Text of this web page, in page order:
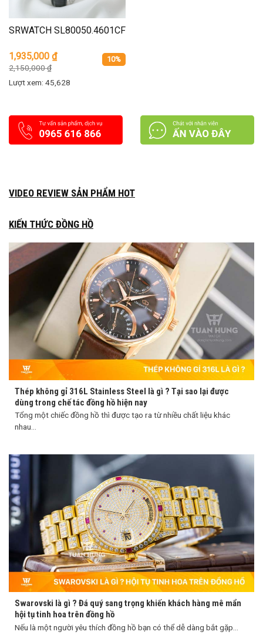
SRWATCH SL80050.4601CF
1,935,000 ₫
2,150,000₫
10%
Lượt xem: 45,628
VIDEO REVIEW SẢN PHẨM HOT
KIẾN THỨC ĐỒNG HỒ
Thép không gỉ 316L Stainless Steel là gì ? Tại sao lại được
dùng trong chế tác đồng hồ hiện nay
Tổng một chiếc đồng hồ thì được tạo ra từ nhiều chất liệu khác
nhau...
Swarovski là gì ? Đá quý sang trọng khiến khách hàng mê mẩn
hội tụ tinh hoa trên đồng hồ
Nếu là một người yêu thích đồng hồ bạn có thể dễ dàng bắt gặp...